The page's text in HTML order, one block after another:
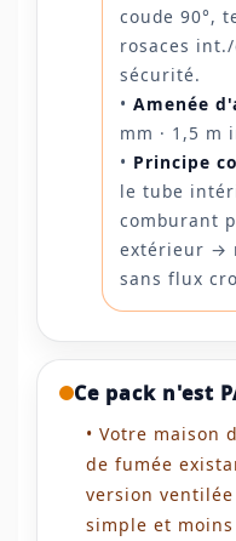
coude 90°,
rosaces
sécurité.
• Amenée
mm · 1,5 m
• Principe
le tube
comburant
extérieur →
sans flux
Ce pack n'est
• Votre maison
de fumée
version ventilée
simple et